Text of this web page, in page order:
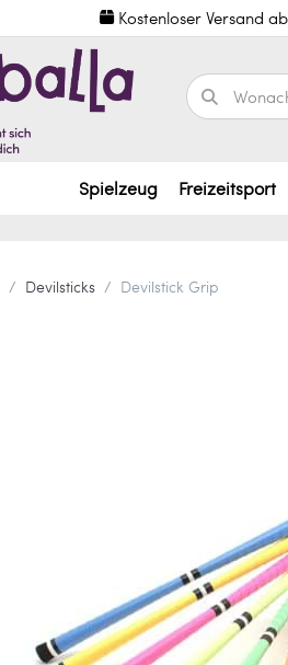
Kostenloser Versand
Spielzeug Freizeitsport
Devilsticks Devilstick Grip